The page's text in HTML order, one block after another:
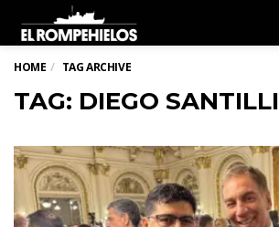
HOME TAG ARCHIVE
TAG: DIEGO SANTILLI